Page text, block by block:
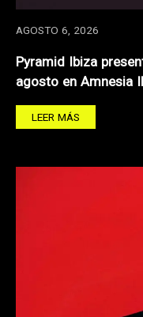
AGOSTO 6, 2026
Pyramid Ibiza
agosto en Amnesia
LEER MÁS